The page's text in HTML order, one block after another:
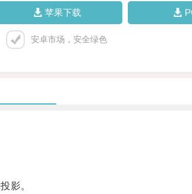
苹果下载
安卓市场，安全绿色
影。